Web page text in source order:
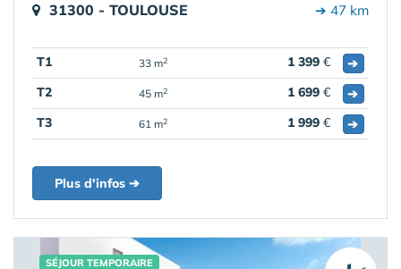
31300 - TOULOUSE ➔ 47 km
T1 33 m2 1 399 €
➔
T2
45 m2 1 699 €
➔
T3
61 m2 1 999 € ➔
Plus d'infos ➔
SÉJOUR TEMPORAIRE